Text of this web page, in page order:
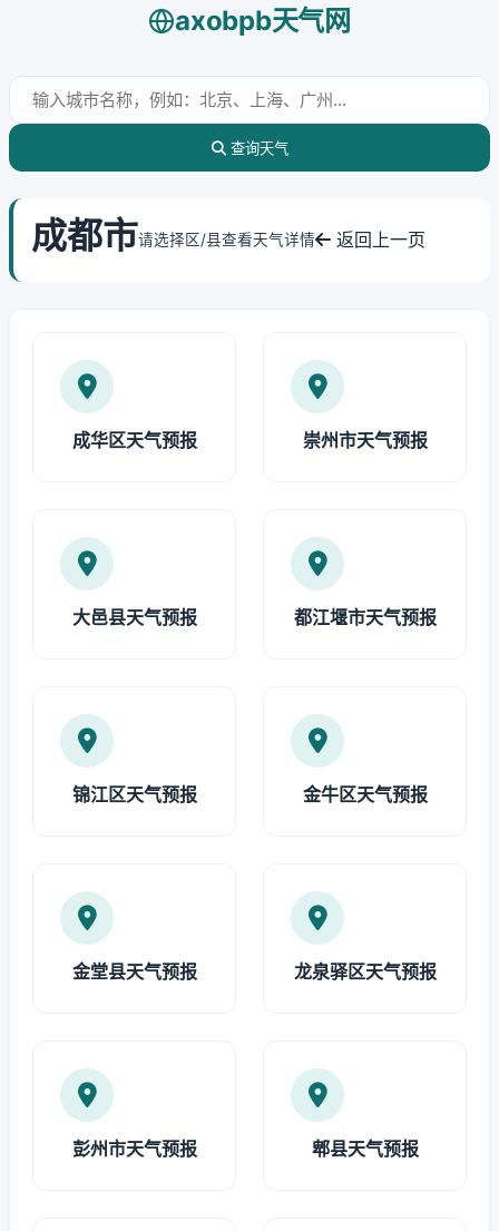
axobpb天气网
查询天气
成都市请选择区/县查看天气详情 返回上一页
成华区天气预报 崇州市天气预报
大邑县天气预报 都江堰市天气预报
锦江区天气预报 金牛区天气预报
金堂县天气预报 龙泉驿区天气预报
彭州市天气预报 郫县天气预报